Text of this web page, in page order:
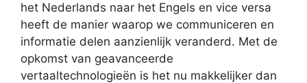
het Nederlands naar het Engels en vice versa
heeft de manier waarop we communiceren en
informatie delen aanzienlijk veranderd. Met de
opkomst van geavanceerde
vertaaltechnologieën is het nu makkelijker dan